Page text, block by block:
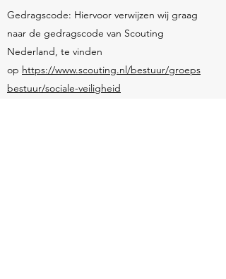
Gedragscode: Hiervoor verwijzen wij graag
naar de gedragscode van Scouting
Nederland, te vinden
op https://www.scouting.nl/bestuur/groeps
bestuur/sociale-veiligheid